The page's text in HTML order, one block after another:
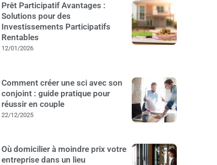
Prêt Participatif Avantages :
Solutions pour des
Investissements Participatifs
Rentables
12/01/2026
Comment créer une sci avec son
conjoint : guide pratique pour
réussir en couple
22/12/2025
Où domicilier à moindre prix votre
entreprise dans un lieu